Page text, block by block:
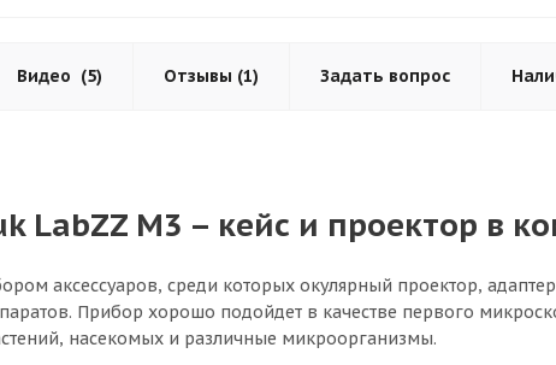
Видео (5) Отзывы (1) Задать вопрос
LabZZ M3 – кейс и проектор в
аксессуаров, среди которых окулярный проектор,
Прибор хорошо подойдет в качестве первого
насекомых и различные микроорганизмы.